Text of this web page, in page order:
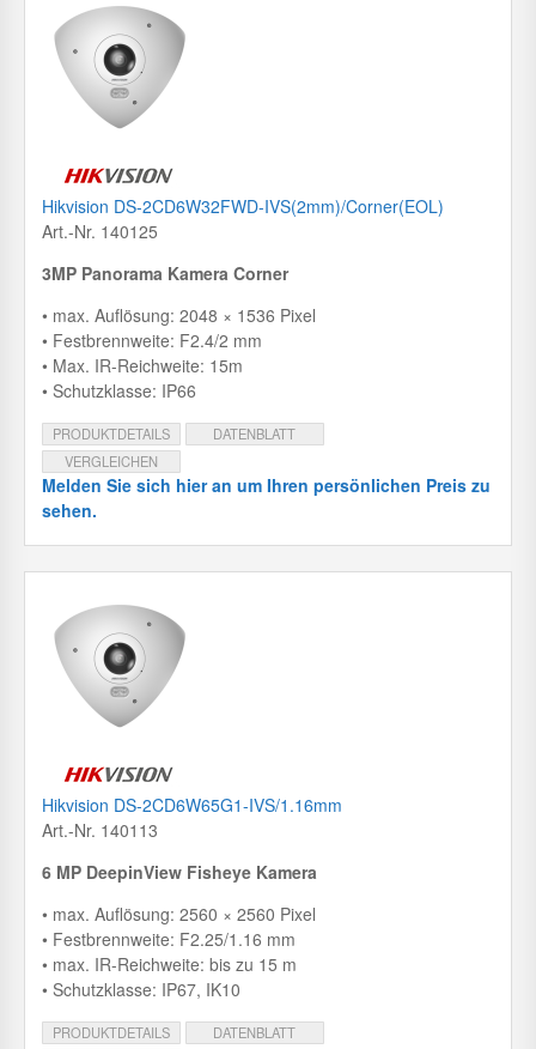
Hikvision DS-2CD6W32FWD-IVS(2mm)/Corner(EOL)
Art.-Nr. 140125
3MP Panorama Kamera Corner
• max. Auflösung: 2048 × 1536 Pixel
• Festbrennweite: F2.4/2 mm
• Max. IR-Reichweite: 15m
• Schutzklasse: IP66
PRODUKTDETAILS
DATENBLATT
VERGLEICHEN
Melden Sie sich hier an um Ihren persönlichen Preis zu
sehen.
Hikvision DS-2CD6W65G1-IVS/1.16mm
Art.-Nr. 140113
6 MP DeepinView Fisheye Kamera
• max. Auflösung: 2560 × 2560 Pixel
• Festbrennweite: F2.25/1.16 mm
• max. IR-Reichweite: bis zu 15 m
• Schutzklasse: IP67, IK10
PRODUKTDETAILS
DATENBLATT